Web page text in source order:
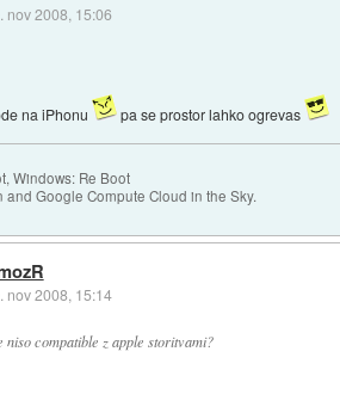
nov 2008, 15:06
na iPhonu pa se prostor lahko ogrevas
Windows: Re Boot
and Google Compute Cloud in the Sky.
nov 2008, 15:14
niso compatible z apple storitvami?